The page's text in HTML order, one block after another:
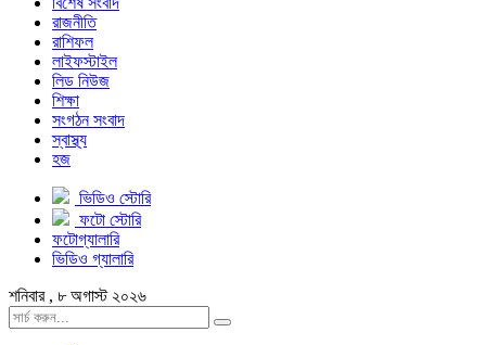
রাজনীতি
রাশিফল
লাইফস্টাইল
লিড নিউজ
শিক্ষা
সংগঠন সংবাদ
স্বাস্থ্য
হজ
ভিডিও স্টোরি
ফটো স্টোরি
ফটোগ্যালারি
ভিডিও গ্যালারি
শনিবার , ৮ অগাস্ট ২০২৬